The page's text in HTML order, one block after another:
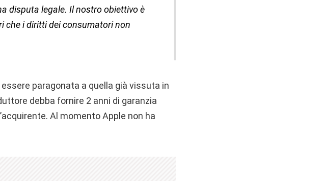
disputa legale. Il nostro obiettivo è
che i diritti dei consumatori non
paragonata a quella già vissuta in
debba fornire 2 anni di garanzia
Al momento Apple non ha